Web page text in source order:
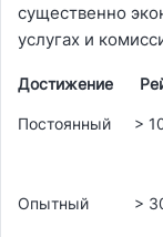
существенно
услугах и
Достижение
Постоянный >
Опытный >